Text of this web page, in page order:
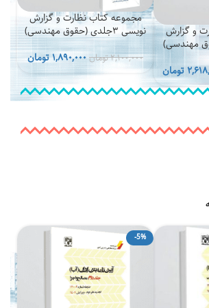
مجموعه کتاب نظارت و گزارش
نویسی ۳جلدی (حقوق مهندسی)
۲,۱۰۰,۰۰۰تومانقیمت
اصلی
۲,۱۰۰,۰۰۰ تومان
بود.
۱,۸۹۰,۰۰۰تومانقیمت
است.
و گزارش
۳,۰۸۰,۰۰۰ تومان
تومانقیمت
فعلی
۲,۶۱۸,۰۰۰ تومان
-5%